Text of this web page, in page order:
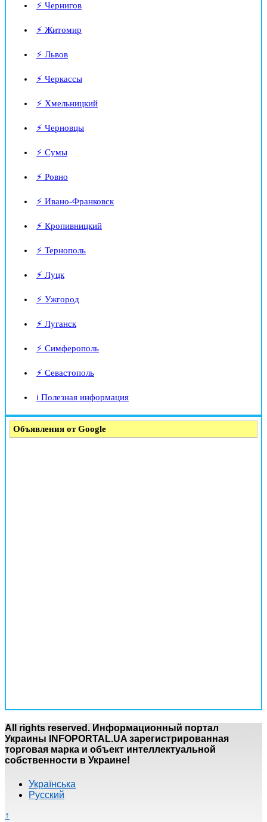
⚡ Чернигов
⚡ Житомир
⚡ Львов
⚡ Черкассы
⚡ Хмельницкий
⚡ Черновцы
⚡ Сумы
⚡ Ровно
⚡ Ивано-Франковск
⚡ Кропивницкий
⚡ Тернополь
⚡ Луцк
⚡ Ужгород
⚡ Луганск
⚡ Симферополь
⚡ Севастополь
ℹ️ Полезная информация
Объявления от Google
All rights reserved. Информационный портал
Украины INFOPORTAL.UA зарегистрированная
торговая марка и объект интеллектуальной
собственности в Украине!
Українська
Русский
↑